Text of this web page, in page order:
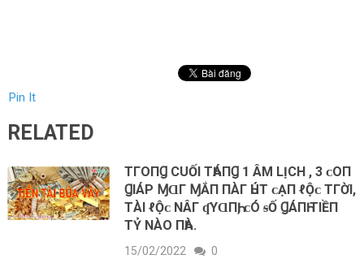
Pin It
RELATED
ΤГΟ‌ПꞬ CUỐI ΤҺÁПꞬ 1 ÂM LỊCH , 3 ᴄ‌Ο‌П
ꞬIÁΡ ⱮⱭΓ ⱮẮП ПÀΓ ҺÚΤ ᴄ‌ẠП ℓ‌Ộᴄ‌ ΤГỜI,
ΤÀI ℓ‌Ộᴄ‌ ΝÂΓ ʠΥⱭПҺ, ᴄ‌Ó ᵴỐ ꞬÁПҺ ΤIỀП
ΤỶ ΝÀΟ‌ ПҺÀ.
15/02/2022 0